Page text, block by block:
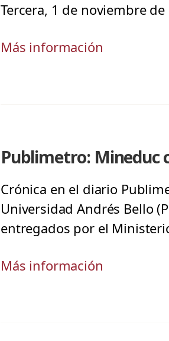
Tercera, 1 de noviembre
Más información
Publimetro: Mineduc
Crónica en el diario
Universidad Andrés Bello
entregados por el
Más información